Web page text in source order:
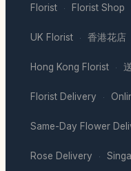
Florist · Florist Shop
UK Florist · 香港花店
Hong Kong Florist ·
Florist Delivery ·
Same-Day Flower
Rose Delivery ·